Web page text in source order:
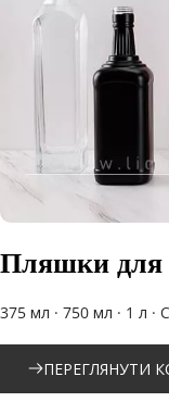
Пляшки для
375 мл · 750 мл · 1 л ·
ПЕРЕГЛЯНУТИ